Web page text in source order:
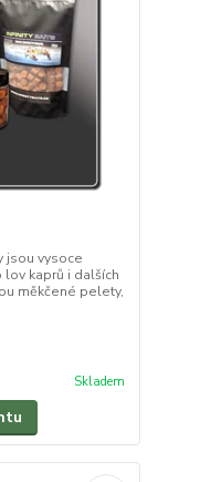
jsou vysoce
lov kaprů i dalších
měkčené pelety,
Skladem